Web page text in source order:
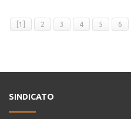
[1] 2 3 4 5 6
SINDICATO